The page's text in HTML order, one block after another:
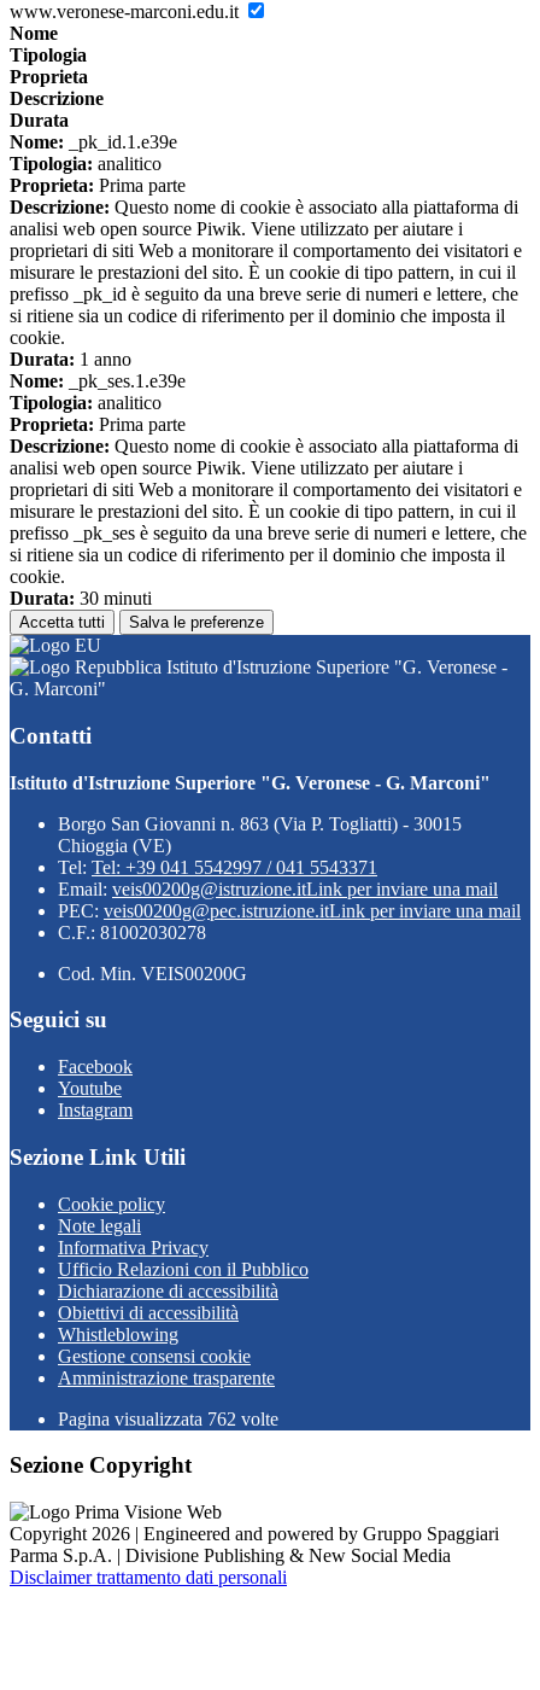
www.veronese-marconi.edu.it
Nome
Tipologia
Proprieta
Descrizione
Durata
Nome: _pk_id.1.e39e
Tipologia: analitico
Proprieta: Prima parte
Descrizione: Questo nome di cookie è associato alla piattaforma di
analisi web open source Piwik. Viene utilizzato per aiutare i
proprietari di siti Web a monitorare il comportamento dei visitatori e
misurare le prestazioni del sito. È un cookie di tipo pattern, in cui il
prefisso _pk_id è seguito da una breve serie di numeri e lettere, che
si ritiene sia un codice di riferimento per il dominio che imposta il
cookie.
Durata: 1 anno
Nome: _pk_ses.1.e39e
Tipologia: analitico
Proprieta: Prima parte
Descrizione: Questo nome di cookie è associato alla piattaforma di
analisi web open source Piwik. Viene utilizzato per aiutare i
proprietari di siti Web a monitorare il comportamento dei visitatori e
misurare le prestazioni del sito. È un cookie di tipo pattern, in cui il
prefisso _pk_ses è seguito da una breve serie di numeri e lettere, che
si ritiene sia un codice di riferimento per il dominio che imposta il
cookie.
Durata: 30 minuti
Accetta tutti Salva le preferenze
Istituto d'Istruzione Superiore "G. Veronese -
G. Marconi"
Contatti
Istituto d'Istruzione Superiore "G. Veronese - G. Marconi"
Borgo San Giovanni n. 863 (Via P. Togliatti) - 30015
Chioggia (VE)
Tel: Tel: +39 041 5542997 / 041 5543371
Email: veis00200g@istruzione.itLink per inviare una mail
PEC: veis00200g@pec.istruzione.itLink per inviare una mail
C.F.: 81002030278
Cod. Min. VEIS00200G
Seguici su
Facebook
Youtube
Instagram
Sezione Link Utili
Cookie policy
Note legali
Informativa Privacy
Ufficio Relazioni con il Pubblico
Dichiarazione di accessibilità
Obiettivi di accessibilità
Whistleblowing
Gestione consensi cookie
Amministrazione trasparente
Pagina visualizzata 762 volte
Sezione Copyright
Copyright 2026 | Engineered and powered by Gruppo Spaggiari
Parma S.p.A. | Divisione Publishing & New Social Media
Disclaimer trattamento dati personali